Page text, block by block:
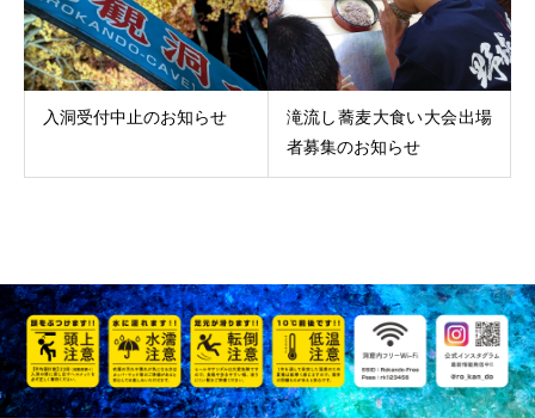
入洞受付中止のお知らせ
滝流し蕎麦大食い大会出場
者募集のお知らせ